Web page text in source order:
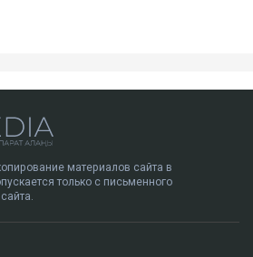
материалов сайта в
только с письменного